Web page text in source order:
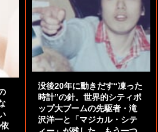
没後20年に動きだす“凍った
時計”の針。世界的シティポ
ップ大ブームの先駆者・滝
沢洋一と「マジカル・シテ